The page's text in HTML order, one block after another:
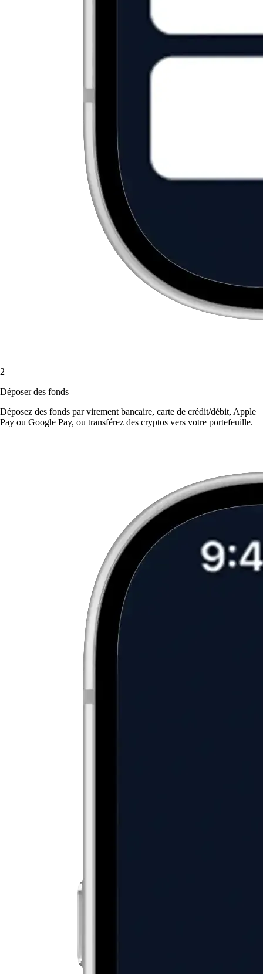
2
Déposer des fonds
Déposez des fonds par virement bancaire, carte de crédit/débit, Apple
Pay ou Google Pay, ou transférez des cryptos vers votre portefeuille.